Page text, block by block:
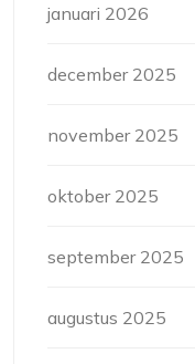
januari 2026
december 2025
november 2025
oktober 2025
september 2025
augustus 2025